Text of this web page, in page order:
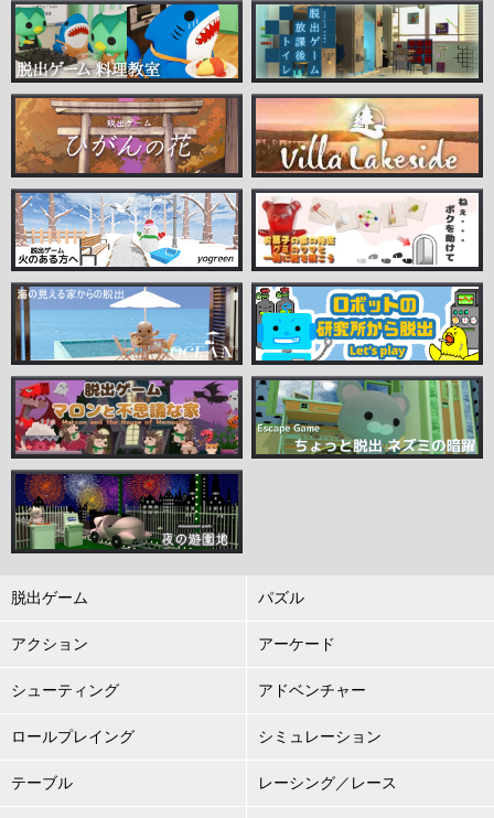
脱出ゲーム パズル
アクション アーケード
シューティング アドベンチャー
ロールプレイング シミュレーション
テーブル レーシング／レース